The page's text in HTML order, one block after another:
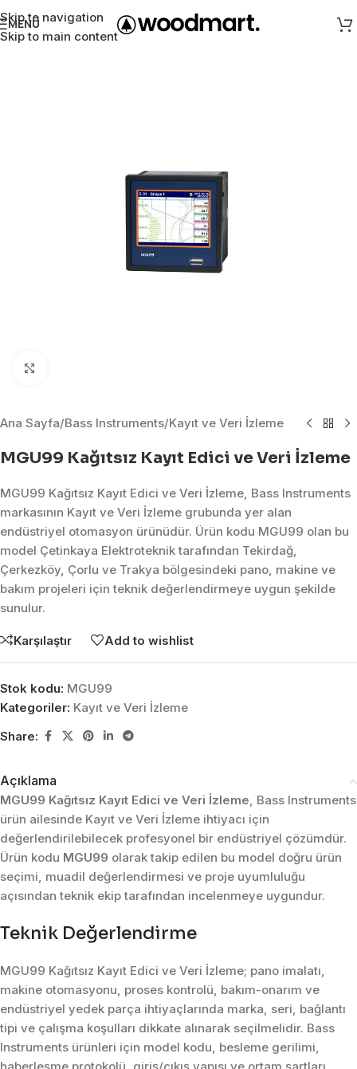
Skip to navigation
Skip to main content
MENÜ
Ana Sayfa/Bass Instruments/Kayıt ve Veri İzleme
MGU99 Kağıtsız Kayıt Edici ve Veri İzleme
MGU99 Kağıtsız Kayıt Edici ve Veri İzleme, Bass Instruments
markasının Kayıt ve Veri İzleme grubunda yer alan
endüstriyel otomasyon ürünüdür. Ürün kodu MGU99 olan bu
model Çetinkaya Elektroteknik tarafından Tekirdağ,
Çerkezköy, Çorlu ve Trakya bölgesindeki pano, makine ve
bakım projeleri için teknik değerlendirmeye uygun şekilde
sunulur.
Karşılaştır Add to wishlist
Stok kodu: MGU99
Kategoriler: Kayıt ve Veri İzleme
Share:
Açıklama
MGU99 Kağıtsız Kayıt Edici ve Veri İzleme, Bass Instruments
ürün ailesinde Kayıt ve Veri İzleme ihtiyacı için
değerlendirilebilecek profesyonel bir endüstriyel çözümdür.
Ürün kodu MGU99 olarak takip edilen bu model doğru ürün
seçimi, muadil değerlendirmesi ve proje uyumluluğu
açısından teknik ekip tarafından incelenmeye uygundur.
Teknik Değerlendirme
MGU99 Kağıtsız Kayıt Edici ve Veri İzleme; pano imalatı,
makine otomasyonu, proses kontrolü, bakım-onarım ve
endüstriyel yedek parça ihtiyaçlarında marka, seri, bağlantı
tipi ve çalışma koşulları dikkate alınarak seçilmelidir. Bass
Instruments ürünleri için model kodu, besleme gerilimi,